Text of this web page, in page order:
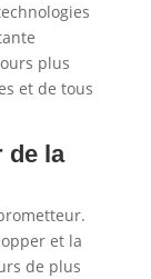
plus
et de tous
de la
et la
de plus